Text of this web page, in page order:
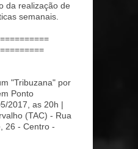
da realização de
semanais.
"Tribuzana" por
Ponto
2017, as 20h |
(TAC) - Rua
26 - Centro -